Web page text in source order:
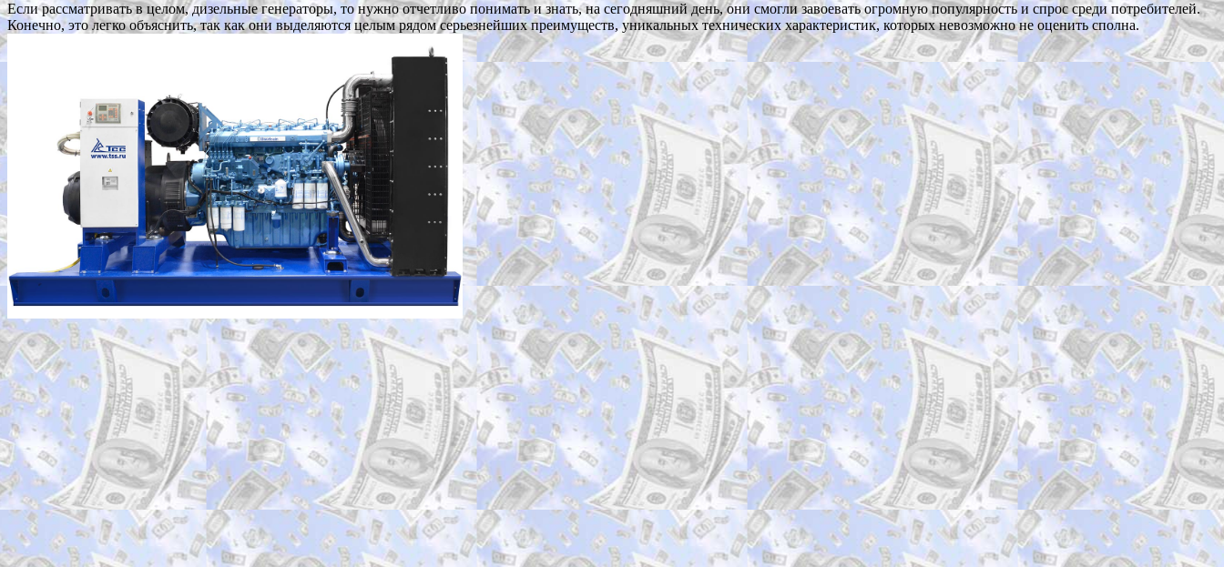
Если рассматривать в целом, дизельные генераторы, то нужно отчетливо понимать и знать, на сегодняшний день, они смогли завоевать огромную популярность и спрос среди потребителей.
Конечно, это легко объяснить, так как они выделяются целым рядом серьезнейших преимуществ, уникальных технических характеристик, которых невозможно не оценить сполна.